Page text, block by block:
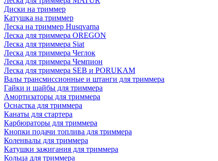
Диски на триммер
Катушка на триммер
Леска на триммер Husqvarna
Леска для триммера OREGON
Леска для триммера Siat
Леска для триммера Чеглок
Леска для триммера Чемпион
Леска для триммера SEB и PORUKAM
Валы трансмиссионные и штанги для триммера
Гайки и шайбы для триммера
Амортизаторы для триммера
Оснастка для триммера
Канаты для стартера
Карбюраторы для триммера
Кнопки подачи топлива для триммера
Коленвалы для триммера
Катушки зажигания для триммера
Кольца для триммера